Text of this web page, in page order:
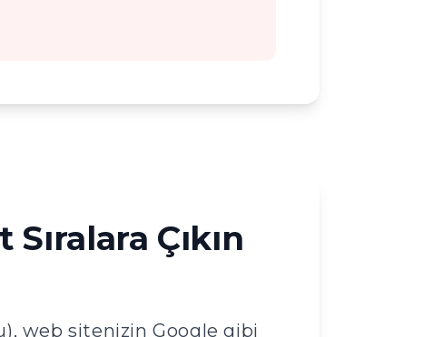
Çıkın
web sitenizin Google gibi